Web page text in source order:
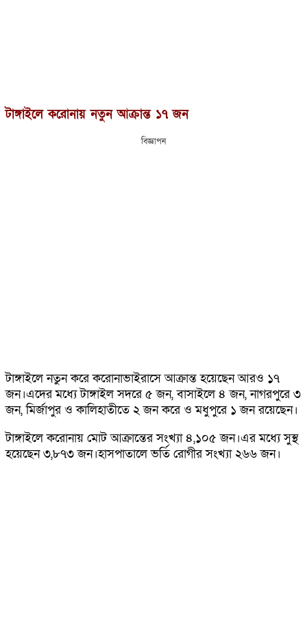
টাঙ্গাইলে করোনায় নতুন আক্রান্ত ১৭ জন
বিজ্ঞাপন
টাঙ্গাইলে নতুন করে করোনাভাইরাসে আক্রান্ত হয়েছেন আরও ১৭
জন।এদের মধ্যে টাঙ্গাইল সদরে ৫ জন, বাসাইলে ৪ জন, নাগরপুরে ৩
জন, মির্জাপুর ও কালিহাতীতে ২ জন করে ও মধুপুরে ১ জন রয়েছেন।
টাঙ্গাইলে করোনায় মোট আক্রান্তের সংখ্যা ৪,১০৫ জন।এর মধ্যে সুস্থ
হয়েছেন ৩,৮৭৩ জন।হাসপাতালে ভর্তি রোগীর সংখ্যা ২৬৬ জন।